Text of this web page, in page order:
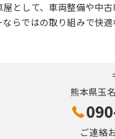
屋として、車両整備や中
らではの取り組みで快
熊本県玉
ご連絡